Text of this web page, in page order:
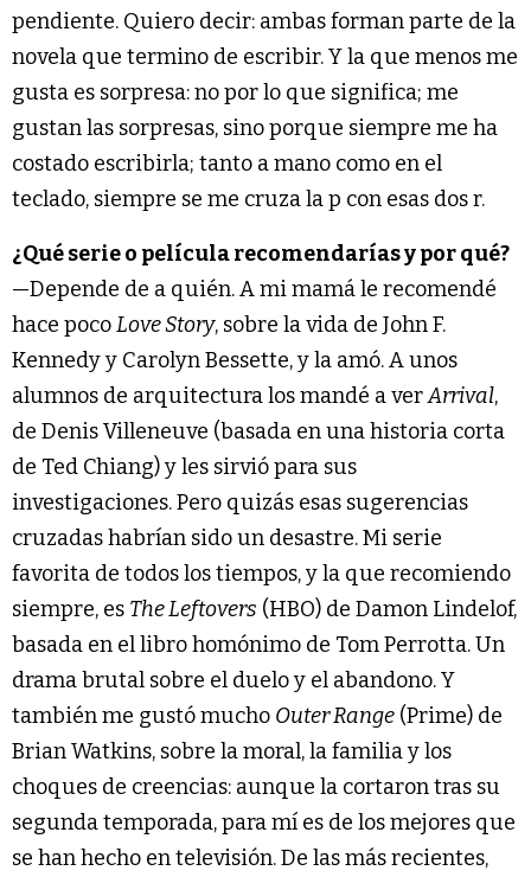
pendiente. Quiero decir: ambas forman parte de la
novela que termino de escribir. Y la que menos me
gusta es sorpresa: no por lo que significa; me
gustan las sorpresas, sino porque siempre me ha
costado escribirla; tanto a mano como en el
teclado, siempre se me cruza la p con esas dos r.
¿Qué serie o película recomendarías y por qué?
—Depende de a quién. A mi mamá le recomendé
hace pocoLove Story, sobre la vida de John F.
Kennedy y Carolyn Bessette, y la amó. A unos
alumnos de arquitectura los mandé a verArrival,
de Denis Villeneuve (basada en una historia corta
de Ted Chiang) y les sirvió para sus
investigaciones. Pero quizás esas sugerencias
cruzadas habrían sido un desastre. Mi serie
favorita de todos los tiempos, y la que recomiendo
siempre, es The Leftovers (HBO) de Damon Lindelof,
basada en el libro homónimo de Tom Perrotta. Un
drama brutal sobre el duelo y el abandono. Y
también me gustó mucho Outer Range (Prime) de
Brian Watkins, sobre la moral, la familia y los
choques de creencias: aunque la cortaron tras su
segunda temporada, para mí es de los mejores que
se han hecho en televisión. De las más recientes,